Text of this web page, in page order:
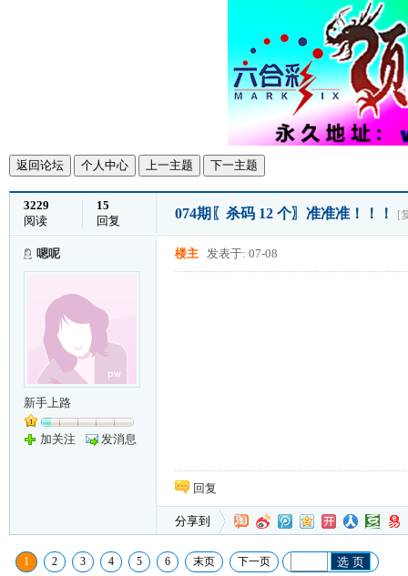
返回论坛 个人中心 上一主题 下一主题
3229
阅读
15
回复
074期〖杀码 12 个〗准准准！！！ [
嗯呢
新手上路
加关注 发消息
楼主 发表于: 07-08
回复
分享到
1 2 3 4 5 6 末页 下一页 选 页